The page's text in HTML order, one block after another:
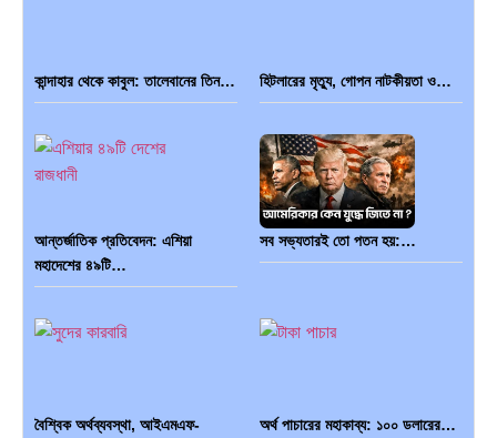
কান্দাহার থেকে কাবুল: তালেবানের তিন… হিটলারের মৃত্যু, গোপন নাটকীয়তা ও…
আন্তর্জাতিক প্রতিবেদন: এশিয়া
মহাদেশের ৪৯টি…
সব সভ্যতারই তো পতন হয়:…
বৈশ্বিক অর্থব্যবস্থা, আইএমএফ-
অর্থ পাচারের মহাকাব্য: ১০০ ডলারের…